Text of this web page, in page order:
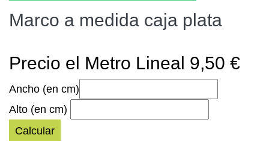
Marco a medida caja plata
Precio el Metro Lineal 9,50 €
Ancho (en cm)
Alto (en cm)
Calcular